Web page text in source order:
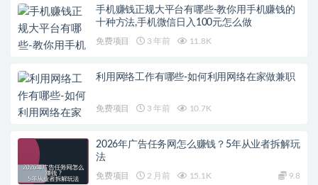
手机赚钱正规大平台有哪些-教你用手机赚钱的
十种方法,手机微信日入100元怎么做
免费项目 3 年前 11.8K
利用网络工作有哪些-如何利用网络在家做兼职
免费项目 3 年前 10.7K
2026年广告任务网怎么赚钱？5年从业者拆解玩
法
免费项目 2 月前 15.1K 9.8